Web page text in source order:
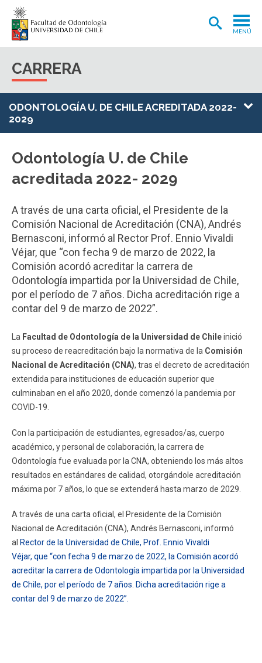
MENÚ
POSTGRADOS Y POSTÍTULOS
EXTENSIÓN
INTERNACIONAL
BIBLIOTECA
FACULTAD
ESTUDIANTES ACADÉMICOS
FUNCIONARIOS EGRESADOS
CARRERA
ODONTOLOGÍA U. DE CHILE ACREDITADA 2022-
2029
Odontología U. de Chile
acreditada 2022- 2029
A través de una carta oficial, el Presidente de la
Comisión Nacional de Acreditación (CNA), Andrés
Bernasconi, informó al Rector Prof. Ennio Vivaldi
Véjar, que “con fecha 9 de marzo de 2022, la
Comisión acordó acreditar la carrera de
Odontología impartida por la Universidad de Chile,
por el período de 7 años. Dicha acreditación rige a
contar del 9 de marzo de 2022”.
La Facultad de Odontología de la Universidad de Chileinició
su proceso de reacreditación bajo la normativa de la Comisión
Nacional de Acreditación (CNA), tras el decreto de acreditación
extendida para instituciones de educación superior que
culminaban en el año 2020, donde comenzó la pandemia por
COVID-19.
Con la participación de estudiantes, egresados/as, cuerpo
académico, y personal de colaboración, la carrera de
Odontología fue evaluada por la CNA, obteniendo los más altos
resultados en estándares de calidad, otorgándole acreditación
máxima por 7 años, lo que se extenderá hasta marzo de 2029.
A través de una carta oficial, el Presidente de la Comisión
Nacional de Acreditación (CNA), Andrés Bernasconi, informó
al Rector de la Universidad de Chile, Prof. Ennio Vivaldi
Véjar, que “con fecha 9 de marzo de 2022, la Comisión acordó
acreditar la carrera de Odontología impartida por la Universidad
de Chile, por el período de 7 años. Dicha acreditación rige a
contar del 9 de marzo de 2022”.